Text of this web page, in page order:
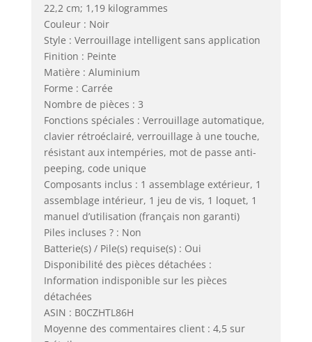
22,2 cm; 1,19 kilogrammes
Couleur : Noir
Style : Verrouillage intelligent sans application
Finition : Peinte
Matière : Aluminium
Forme : Carrée
Nombre de pièces : 3
Fonctions spéciales : Verrouillage automatique,
clavier rétroéclairé, verrouillage à une touche,
résistant aux intempéries, mot de passe anti-
peeping, code unique
Composants inclus : 1 assemblage extérieur, 1
assemblage intérieur, 1 jeu de vis, 1 loquet, 1
manuel d’utilisation (français non garanti)
Piles incluses ? : Non
Batterie(s) / Pile(s) requise(s) : Oui
Disponibilité des pièces détachées :
Information indisponible sur les pièces
détachées
ASIN : B0CZHTL86H
Moyenne des commentaires client : 4,5 sur